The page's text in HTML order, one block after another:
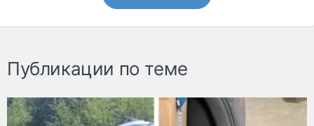
Публикации по теме